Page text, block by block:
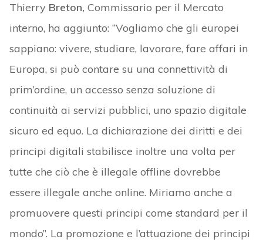
Thierry Breton, Commissario per il Mercato
interno, ha aggiunto: “Vogliamo che gli europei
sappiano: vivere, studiare, lavorare, fare affari in
Europa, si può contare su una connettività di
prim’ordine, un accesso senza soluzione di
continuità ai servizi pubblici, uno spazio digitale
sicuro ed equo. La dichiarazione dei diritti e dei
principi digitali stabilisce inoltre una volta per
tutte che ciò che è illegale offline dovrebbe
essere illegale anche online. Miriamo anche a
promuovere questi principi come standard per il
mondo”. La promozione e l’attuazione dei principi